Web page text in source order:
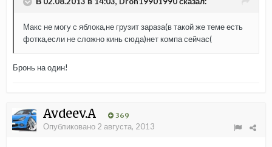
Макс не могу с яблока,не грузит зараза(в такой же теме есть
фотка,если не сложно кинь сюда)нет компа сейчас(
Бронь на один!
Avdeev.A 369
Опубликовано 2 августа, 2013